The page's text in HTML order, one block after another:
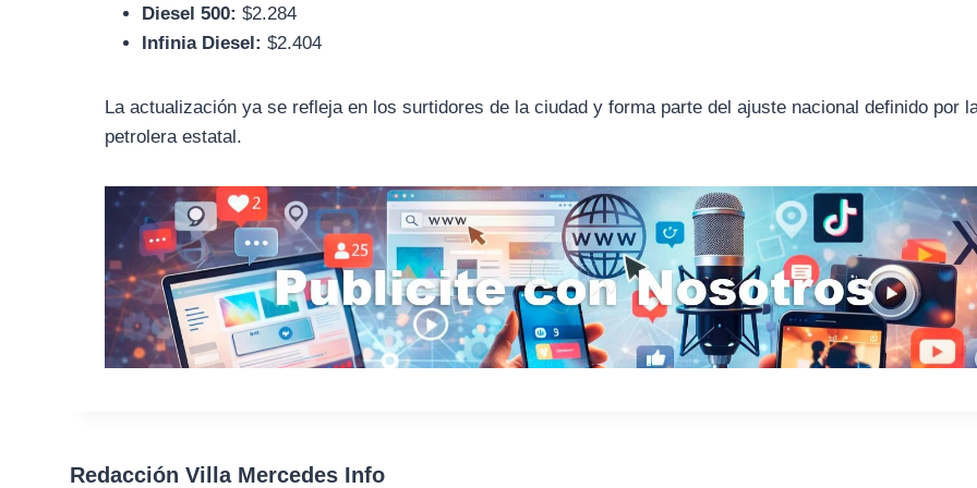
Diesel 500: $2.284
Infinia Diesel: $2.404
La actualización ya se refleja en los surtidores de la ciudad y forma parte del ajuste nacional definido por
petrolera estatal.
Redacción Villa Mercedes Info